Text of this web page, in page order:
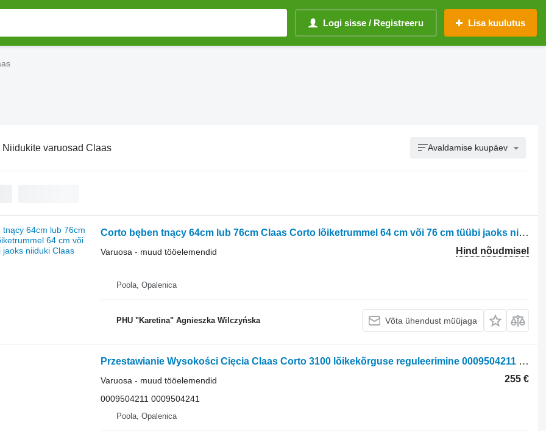
Logi sisse / Registreeru Lisa kuulutus
Niidukite varuosad Claas Avaldamise kuupäev
Corto bęben tnący 64cm lub 76cm Claas Corto lõiketrummel 64 cm või 76 cm tüübi jaoks niiduki Claas
Hind nõudmisel
Varuosa - muud tööelemendid
Poola, Opalenica
PHU "Karetina" Agnieszka Wilczyńska Võta ühendust müüjaga
Przestawianie Wysokości Cięcia Claas Corto 3100 lõikekõrguse reguleerimine 0009504211 0009504241 tüübi jaoks niiduki Claas Corto 3100
255 €
Varuosa - muud tööelemendid
0009504211 0009504241
Poola, Opalenica